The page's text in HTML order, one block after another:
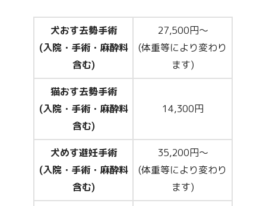
犬おす去勢手術
(入院・手術・麻酔料
含む)
27,500円～
(体重等により変わり
ます)
猫おす去勢手術
(入院・手術・麻酔料
含む)
14,300円
犬めす避妊手術
(入院・手術・麻酔料
含む)
35,200円～
(体重等により変わり
ます)